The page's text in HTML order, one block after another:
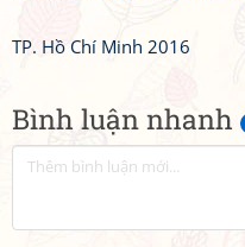
Bình luận nhanh
TP. Hồ Chí Minh 2016